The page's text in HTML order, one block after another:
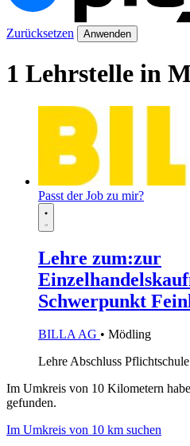
Zurücksetzen Anwenden
1 Lehrstelle in
Passt der Job zu mir?
Lehre zum:zur
Schwerpunkt
BILLA AG • Mödling
LehreAbschluss Pflichtschule
Im Umkreis von 10 Kilometern
gefunden.
Im Umkreis von 10 km suchen